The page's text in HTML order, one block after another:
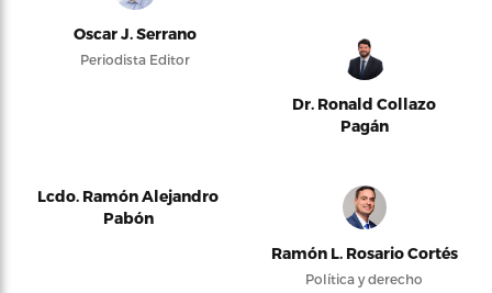
Oscar J. Serrano
Periodista Editor
Dr. Ronald Collazo
Pagán
Lcdo. Ramón Alejandro
Pabón
Ramón L. Rosario Cortés
Política y derecho